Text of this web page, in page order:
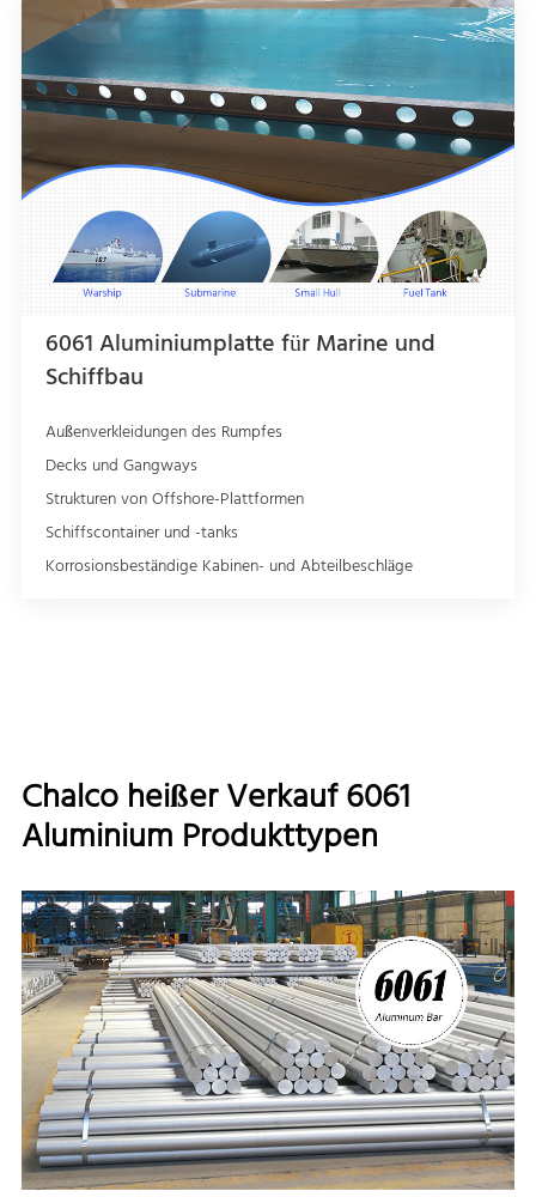
6061 Aluminiumplatte für Marine und
Schiffbau
Außenverkleidungen des Rumpfes
Decks und Gangways
Strukturen von Offshore-Plattformen
Schiffscontainer und -tanks
Korrosionsbeständige Kabinen- und Abteilbeschläge
Chalco heißer Verkauf 6061
Aluminium Produkttypen